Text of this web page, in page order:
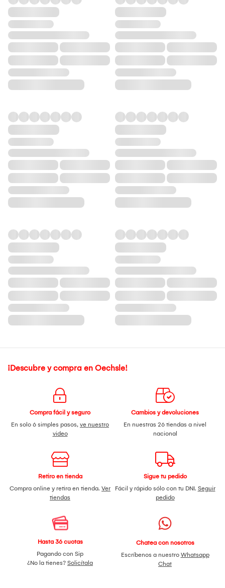
¡Descubre y compra en Oechsle!
Compra fácil y seguro
En solo 6 simples pasos, ve nuestro
video
Cambios y devoluciones
En nuestras 26 tiendas a nivel
nacional
Retiro en tienda
Compra online y retira en tienda. Ver
tiendas
Sigue tu pedido
Fácil y rápido sólo con tu DNI. Seguir
pedido
Hasta 36 cuotas
Pagando con Sip
¿No la tienes? Solicítala
Chatea con nosotros
Escríbenos a nuestro Whatsapp
Chat